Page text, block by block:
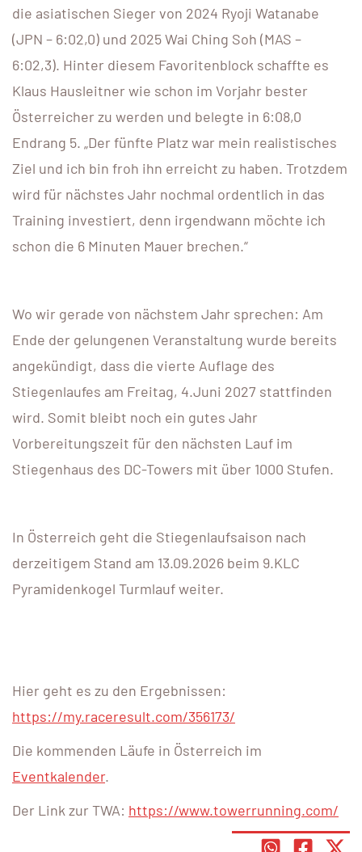
die asiatischen Sieger von 2024 Ryoji Watanabe
(JPN – 6:02,0) und 2025 Wai Ching Soh (MAS –
6:02,3). Hinter diesem Favoritenblock schaffte es
Klaus Hausleitner wie schon im Vorjahr bester
Österreicher zu werden und belegte in 6:08,0
Endrang 5. „Der fünfte Platz war mein realistisches
Ziel und ich bin froh ihn erreicht zu haben. Trotzdem
wird für nächstes Jahr nochmal ordentlich in das
Training investiert, denn irgendwann möchte ich
schon die 6 Minuten Mauer brechen.“
Wo wir gerade von nächstem Jahr sprechen: Am
Ende der gelungenen Veranstaltung wurde bereits
angekündigt, dass die vierte Auflage des
Stiegenlaufes am Freitag, 4.Juni 2027 stattfinden
wird. Somit bleibt noch ein gutes Jahr
Vorbereitungszeit für den nächsten Lauf im
Stiegenhaus des DC-Towers mit über 1000 Stufen.
In Österreich geht die Stiegenlaufsaison nach
derzeitigem Stand am 13.09.2026 beim 9.KLC
Pyramidenkogel Turmlauf weiter.
Hier geht es zu den Ergebnissen:
https://my.raceresult.com/356173/
Die kommenden Läufe in Österreich im
Eventkalender.
Der Link zur TWA: https://www.towerrunning.com/